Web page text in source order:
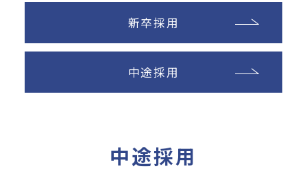
数字で知る
新卒採用
中途採用
中途採用